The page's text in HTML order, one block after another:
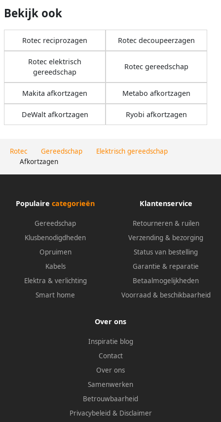
Rotec Gereedschap
Elektrisch gereedschap
Afkortzagen
Bekijk ook
Rotec reciprozagen Rotec decoupeerzagen
Rotec elektrisch
gereedschap
Rotec gereedschap
Makita afkortzagen Metabo afkortzagen
DeWalt afkortzagen Ryobi afkortzagen
Populaire categorieën
Gereedschap
Klusbenodigdheden
Opruimen
Kabels
Elektra & verlichting
Smart home
Klantenservice
Retourneren & ruilen
Verzending & bezorging
Status van bestelling
Garantie & reparatie
Betaalmogelijkheden
Voorraad & beschikbaarheid
Over ons
Inspiratie blog
Contact
Over ons
Samenwerken
Betrouwbaarheid
Privacybeleid & Disclaimer